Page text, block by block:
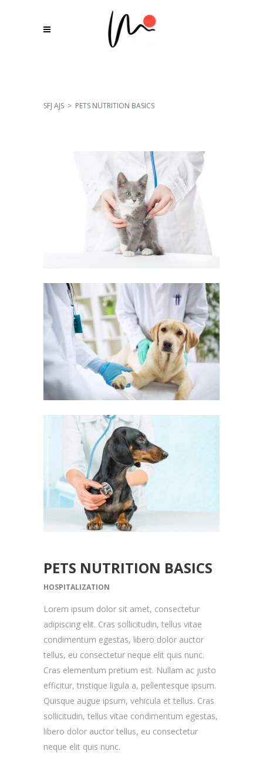
SFJ AJS > PETS NUTRITION BASICS
PETS NUTRITION BASICS
HOSPITALIZATION
Lorem ipsum dolor sit amet, consectetur
adipiscing elit. Cras sollicitudin, tellus vitae
condimentum egestas, libero dolor auctor
tellus, eu consectetur neque elit quis nunc.
Cras elementum pretium est. Nullam ac justo
efficitur, tristique ligula a, pellentesque ipsum.
Quisque augue ipsum, vehicula et tellus. Cras
sollicitudin, tellus vitae condimentum egestas,
libero dolor auctor tellus, eu consectetur
neque elit quis nunc.